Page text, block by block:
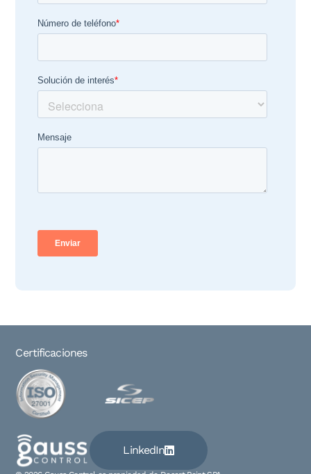
Certificaciones
LinkedIn